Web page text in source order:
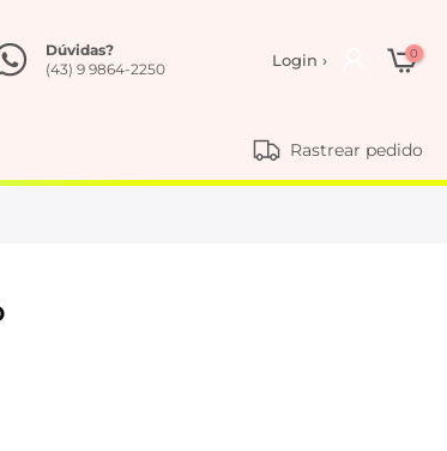
Dúvidas?
(43) 9 9864-2250
Login › 0
Rastrear pedido